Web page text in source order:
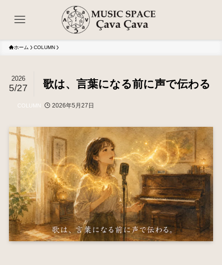
ホーム COLUMN
歌は、言葉になる前に声で伝わる
2026
5/27
COLUMN 2026年5月27日